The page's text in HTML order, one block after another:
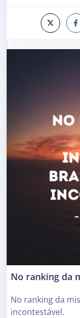
No ranking da
No ranking da
incontestável.